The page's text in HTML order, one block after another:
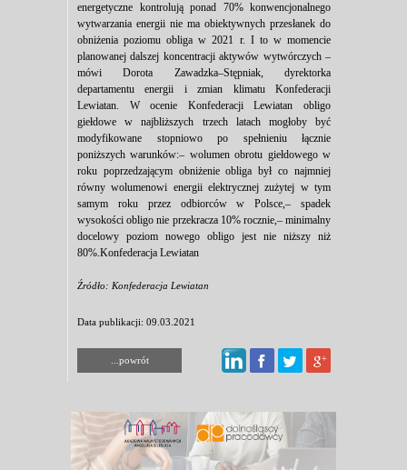
energetyczne kontrolują ponad 70% konwencjonalnego
wytwarzania energii nie ma obiektywnych przesłanek do
obniżenia poziomu obliga w 2021 r. I to w momencie
planowanej dalszej koncentracji aktywów wytwórczych –
mówi Dorota Zawadzka–Stępniak, dyrektorka
departamentu energii i zmian klimatu Konfederacji
Lewiatan. W ocenie Konfederacji Lewiatan obligo
giełdowe w najbliższych trzech latach mogłoby być
modyfikowane stopniowo po spełnieniu łącznie
poniższych warunków:– wolumen obrotu giełdowego w
roku poprzedzającym obniżenie obliga był co najmniej
równy wolumenowi energii elektrycznej zużytej w tym
samym roku przez odbiorców w Polsce,– spadek
wysokości obligo nie przekracza 10% rocznie,– minimalny
docelowy poziom nowego obligo jest nie niższy niż
80%.Konfederacja Lewiatan
Źródło: Konfederacja Lewiatan
Data publikacji: 09.03.2021
...powrót